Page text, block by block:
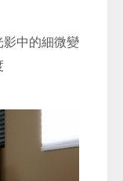
影中的細微變